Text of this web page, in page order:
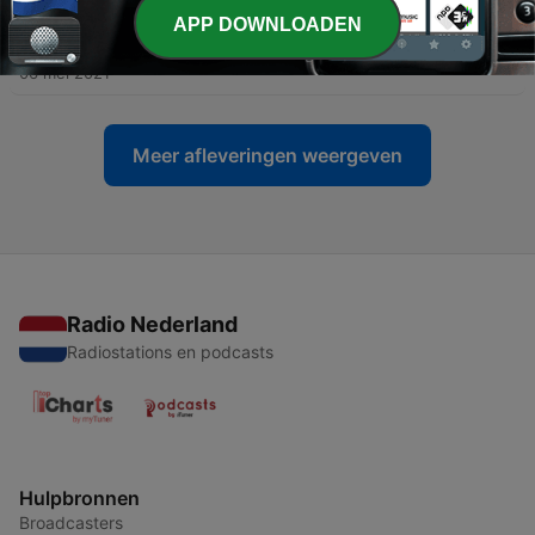
106 - #58 - Weltraum
06 mei 2021
Meer afleveringen weergeven
Radio Nederland
Radiostations en podcasts
Hulpbronnen
Broadcasters
APP DOWNLOADEN